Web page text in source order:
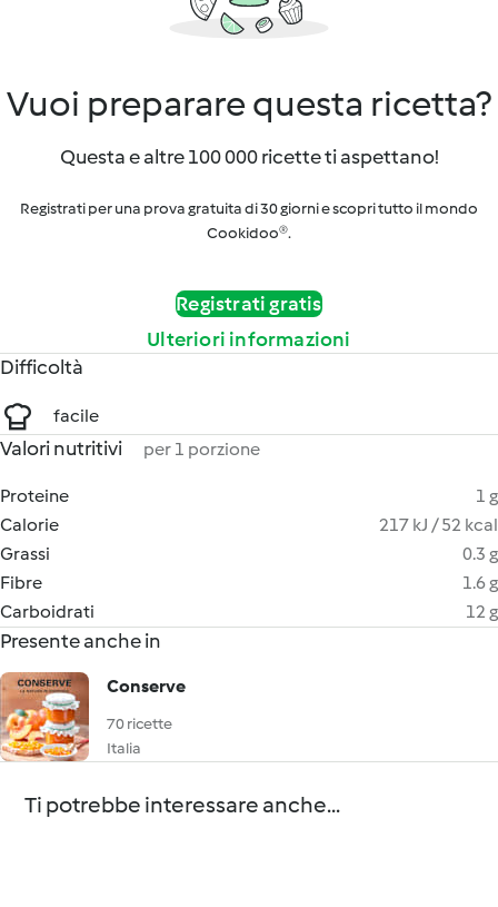
Vuoi preparare questa ricetta?
Questa e altre 100 000 ricette ti aspettano!
Registrati per una prova gratuita di 30 giorni e scopri tutto il mondo
Cookidoo®.
Registrati gratis
Ulteriori informazioni
Difficoltà
facile
Valori nutritivi per 1 porzione
Proteine
1 g
Calorie
217 kJ / 52 kcal
Grassi
0.3 g
Fibre
1.6 g
Carboidrati
12 g
Presente anche in
Conserve
70 ricette
Italia
Ti potrebbe interessare anche...